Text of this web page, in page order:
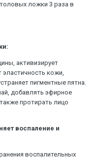
ложки 3 раза в
активизирует
кожи,
пигментные пятна.
добавлять эфирное
протирать лицо
воспаление и
воспалительных